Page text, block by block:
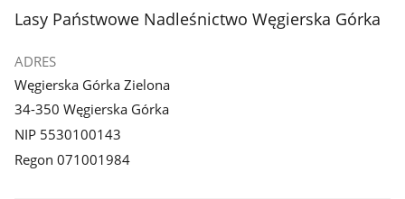
stopka
Lasy Państwowe Nadleśnictwo Węgierska Górka
ADRES
Węgierska Górka Zielona
34-350 Węgierska Górka
NIP 5530100143
Regon 071001984